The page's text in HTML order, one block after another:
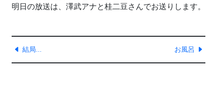
明日の放送は、澤武アナと桂二豆さんでお送りします。
結局... お風呂